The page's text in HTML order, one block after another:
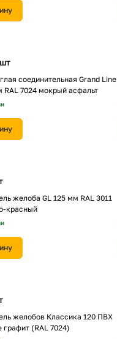
шт
соединительная Grand Line
RAL 7024 мокрый асфальт
желоба GL 125 мм RAL 3011
красный
желобов Классика 120 ПВХ
графит (RAL 7024)